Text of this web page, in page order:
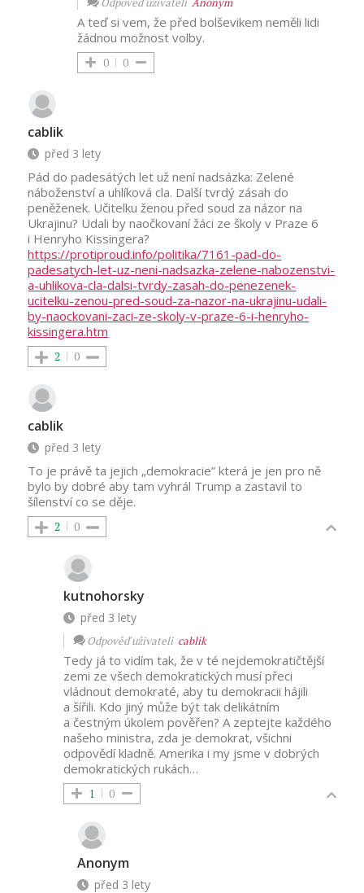
A teď si vem, že před bolševikem neměli lidi
žádnou možnost volby.
0 0
cablik
před 3 lety
Pád do padesátých let už není nadsázka: Zelené
náboženství a uhlíková cla. Další tvrdý zásah do
peněženek. Učitelku ženou před soud za názor na
Ukrajinu? Udali by naočkovaní žáci ze školy v Praze 6
i Henryho Kissingera?
https://protiproud.info/politika/7161-pad-do-
padesatych-let-uz-neni-nadsazka-zelene-nabozenstvi-
a-uhlikova-cla-dalsi-tvrdy-zasah-do-penezenek-
ucitelku-zenou-pred-soud-za-nazor-na-ukrajinu-udali-
by-naockovani-zaci-ze-skoly-v-praze-6-i-henryho-
kissingera.htm
2 0
cablik
před 3 lety
To je právě ta jejich „demokracie” která je jen pro ně
bylo by dobré aby tam vyhrál Trump a zastavil to
šílenství co se děje.
2 0
kutnohorsky
před 3 lety
Odpověď uživateli cablik
Tedy já to vidím tak, že v té nejdemokratičtější
zemi ze všech demokratických musí přeci
vládnout demokraté, aby tu demokracii hájili
a šířili. Kdo jiný může být tak delikátním
a čestným úkolem pověřen? A zeptejte každého
našeho ministra, zda je demokrat, všichni
odpovědí kladně. Amerika i my jsme v dobrých
demokratických rukách…
1 0
Anonym
před 3 lety